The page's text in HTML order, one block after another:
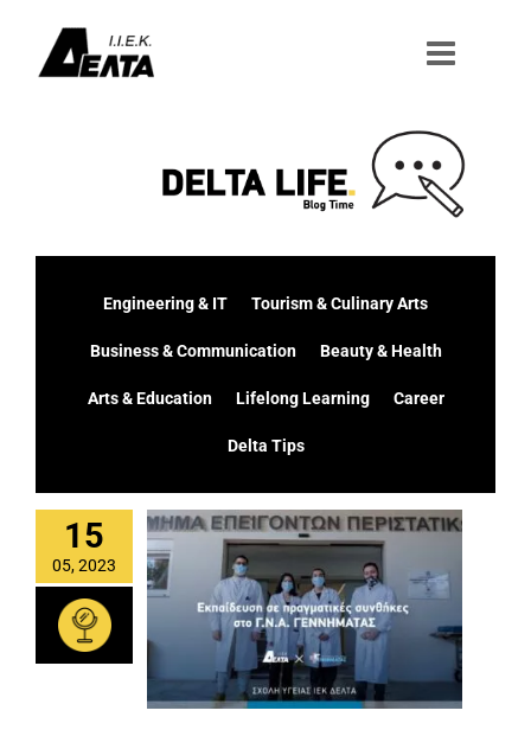
περιεχόμενο
Engineering & IT Tourism & Culinary Arts
Business & Communication Beauty & Health
Arts & Education Lifelong Learning Career
Delta Tips
15
05, 2023